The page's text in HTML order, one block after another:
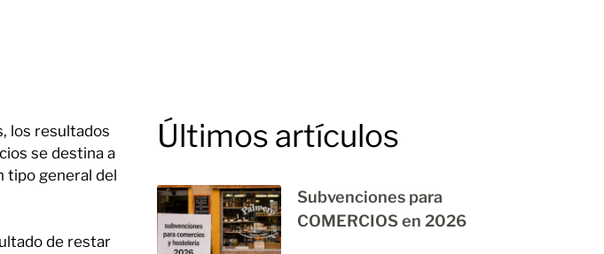
los resultados
se destina a
tipo general del
de restar
Últimos artículos
Subvenciones para
COMERCIOS en 2026